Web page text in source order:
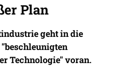
Plan
geht in die
Technologie" voran.